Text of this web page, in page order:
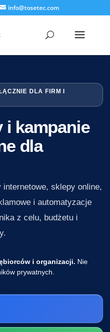
info@tosetec.com
DLA FIRM I
i kampanie
dla
sklepy online,
i automatyzacje
z celu, budżetu i
i organizacji. Nie
prywatnych.